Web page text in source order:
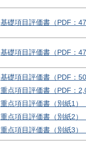
基礎項目評価書（PDF：
基礎項目評価書（PDF：
基礎項目評価書（PDF：
重点項目評価書（PDF：
重点項目評価書（別紙1）
重点項目評価書（別紙2）
重点項目評価書（別紙3）